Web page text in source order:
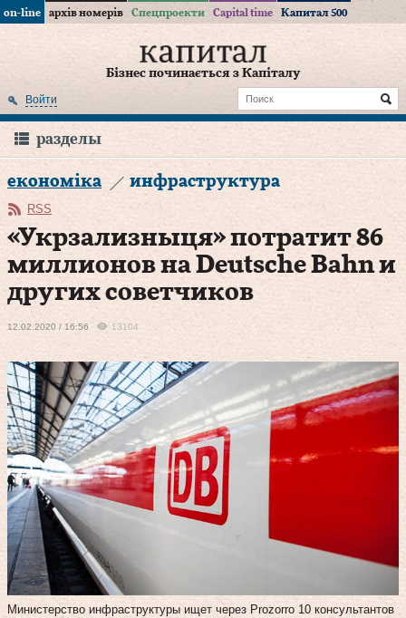
on-line архів номерів Спецпроекти Capital time Капитал 500
Бізнес починається з Капіталу
Войти
разделы
економіка инфраструктура
RSS
«Укрзализныця» потратит 86
миллионов на Deutsche Bahn и
других советчиков
12.02.2020 / 16:56 13104
Министерство инфраструктуры ищет через Prozorro 10 консультантов